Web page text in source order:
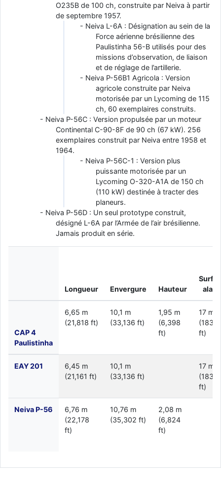
O235B de 100 ch, construite par Neiva à partir
de septembre 1957.
Neiva L-6A : Désignation au sein de la
Force aérienne brésilienne des
Paulistinha 56-B utilisés pour des
missions d’observation, de liaison
et de réglage de l’artillerie.
Neiva P-56B1 Agricola : Version
agricole construite par Neiva
motorisée par un Lycoming de 115
ch, 60 exemplaires construits.
Neiva P-56C : Version propulsée par un moteur
Continental C-90-8F de 90 ch (67 kW). 256
exemplaires construit par Neiva entre 1958 et
1964.
Neiva P-56C-1 : Version plus
puissante motorisée par un
Lycoming O-320-A1A de 150 ch
(110 kW) destinée à tracter des
planeurs.
Neiva P-56D : Un seul prototype construit,
désigné L-6A par l’Armée de l’air brésilienne.
Jamais produit en série.
Longueur Envergure Hauteur
CAP 4
Paulistinha
6,65 m
(21,818 ft)
10,1 m
(33,136 ft)
1,95 m
(6,398
ft)
17 m²
(183
ft)
EAY 201
6,45 m
(21,161 ft)
10,1 m
(33,136 ft)
17 m²
(183
ft)
Neiva P-56
6,76 m
(22,178
ft)
10,76 m
(35,302 ft)
2,08 m
(6,824
ft)